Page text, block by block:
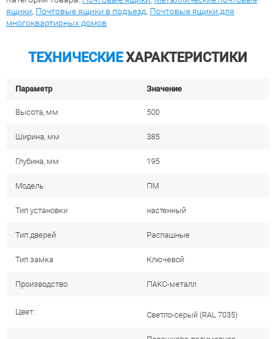
ящики, Почтовые ящики в подъезд, Почтовые ящики для
многоквартирных домов
ТЕХНИЧЕСКИЕХАРАКТЕРИСТИКИ
Параметр Значение
Высота, мм 500
Ширина, мм 385
Глубина, мм 195
Модель ПМ
Тип установки настенный
Тип дверей Распашные
Тип замка Ключевой
Производство ПАКС-металл
Цвет: Cветло-серый (RAL 7035)